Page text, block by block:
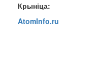
Крыніца:
AtomInfo.ru